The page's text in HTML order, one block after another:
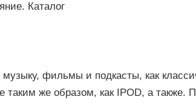
Каталог
музыку, фильмы и подкасты, как
таким же образом, как IPOD, а также.